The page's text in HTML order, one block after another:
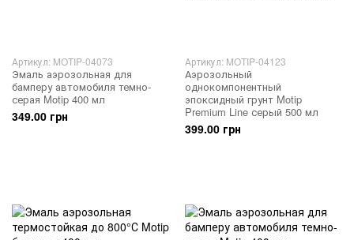
Артикул: MOTIP-04073
Эмаль аэрозольная для
бамперу автомобиля темно-
серая Motip 400 мл
349.00 грн
Артикул: MOTIP-04123
Аэрозольный
однокомпонентный
эпоксидный грунт Motip
Premium Line серый 500 мл
399.00 грн